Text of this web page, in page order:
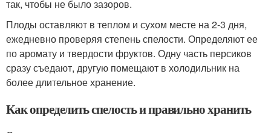
так, чтобы не было зазоров.
Плоды оставляют в теплом и сухом месте на 2-3 дня,
ежедневно проверяя степень спелости. Определяют ее
по аромату и твердости фруктов. Одну часть персиков
сразу съедают, другую помещают в холодильник на
более длительное хранение.
Как определить спелость и правильно хранить